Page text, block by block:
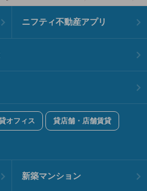
ニフティ不動産アプリ
オフィス 貸店舗・店舗賃貸
新築マンション